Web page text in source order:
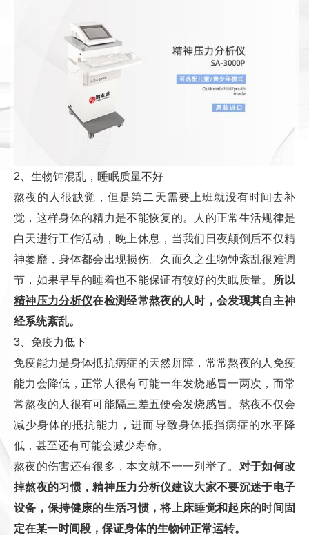
2、生物钟混乱，睡眠质量不好
熬夜的人很缺觉，但是第二天需要上班就没有时间去补
觉，这样身体的精力是不能恢复的。人的正常生活规律是
白天进行工作活动，晚上休息，当我们日夜颠倒后不仅精
神萎靡，身体都会出现损伤。久而久之生物钟紊乱很难调
节，如果早早的睡着也不能保证有较好的失眠质量。
所以
精神压力分析仪在检测经常熬夜的人时，会发现其自主神
经系统紊乱。
3、免疫力低下
免疫能力是身体抵抗病症的天然屏障，常常熬夜的人免疫
能力会降低，正常人很有可能一年发烧感冒一两次，而常
常熬夜的人很有可能隔三差五便会发烧感冒。熬夜不仅会
减少身体的抵抗能力，进而导致身体抵挡病症的水平降
低，甚至还有可能会减少寿命。
熬夜的伤害还有很多，本文就不一一列举了。 对于如何改
掉熬夜的习惯，精神压力分析仪建议大家不要沉迷于电子
设备，保持健康的生活习惯，将上床睡觉和起床的时间固
定在某一时间段，保证身体的生物钟正常运转。